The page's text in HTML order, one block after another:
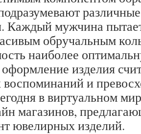
различные
Каждый мужчина
обручальным
наиболее
изделия
и
в виртуальном
магазинов,
ювелирных изделий.